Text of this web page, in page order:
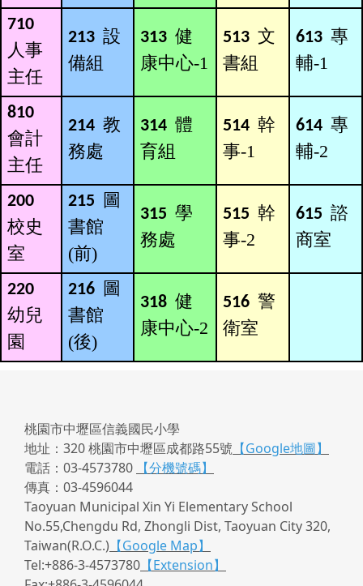
710
人事
主任
213 設
備組
313 健
康中心-1
513 文
書組
613 專
輔-1
810
會計
主任
214 教
務處
314 體
育組
514 幹
事-1
614 專
輔-2
200
校史
室
215
圖
書館
(前)
315 學
務處
515 幹
事-2
615 諮
商室
220
幼兒
園
216 圖
書館
(後)
318 健
康中心-2
516 警
衛室
桃園市中壢區信義國民小學
地址：320 桃園市中壢區成都路55號 【Google地圖】
電話：03-4573780
【分機號碼】
傳真：03-4596044
Taoyuan Municipal Xin Yi Elementary School
No.55,Chengdu Rd, Zhongli Dist, Taoyuan City 320,
Taiwan(R.O.C.) 【Google Map】
Tel:+886-3-4573780 【Extension】